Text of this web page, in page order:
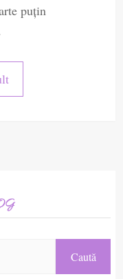
puțin